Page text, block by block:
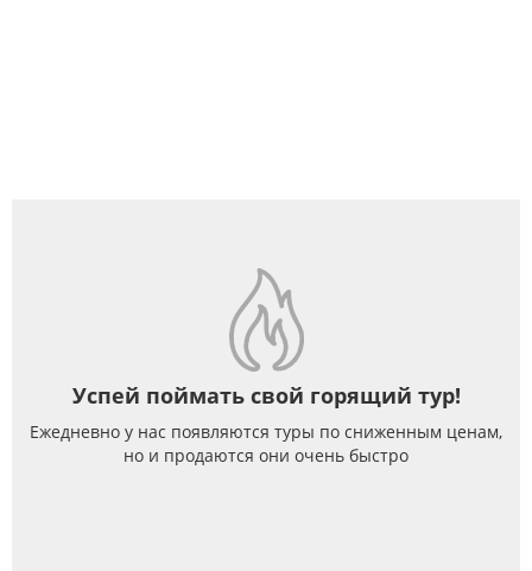
Успей поймать свой горящий тур!
Ежедневно у нас появляются туры по сниженным ценам,
но и продаются они очень быстро